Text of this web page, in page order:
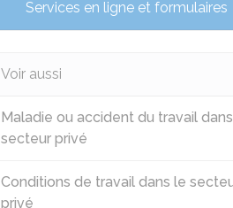
Services en ligne et formulaires
Voir aussi
Maladie ou accident du travail
secteur privé
Conditions de travail dans le
privé